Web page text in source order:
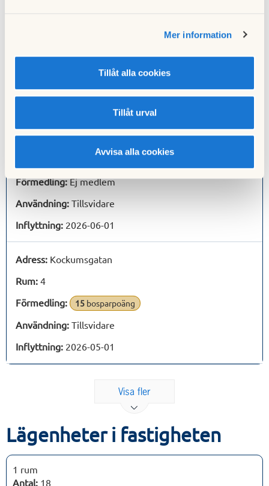
Mer information
Tillåt alla cookies
Tillåt urval
Avvisa alla cookies
Förmedling:
5bosparpoäng
Adress:Kockumsgatan
Förmedling:Ej medlem
Användning: Tillsvidare
Inflyttning: 2026-06-01
Adress: Kockumsgatan
Rum: 4
Förmedling:
15 bosparpoäng
Användning: Tillsvidare
Inflyttning: 2026-05-01
Visa fler
Lägenheter i fastigheten
1 rum
Antal: 18